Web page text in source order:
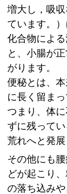
増大し，吸
ています。
化合物によ
と、小腸が
がります。
便秘とは、
に長く留まっ
つまり、体
ずに残って
荒れへと発展
その他にも
どが起こり
の落ち込み